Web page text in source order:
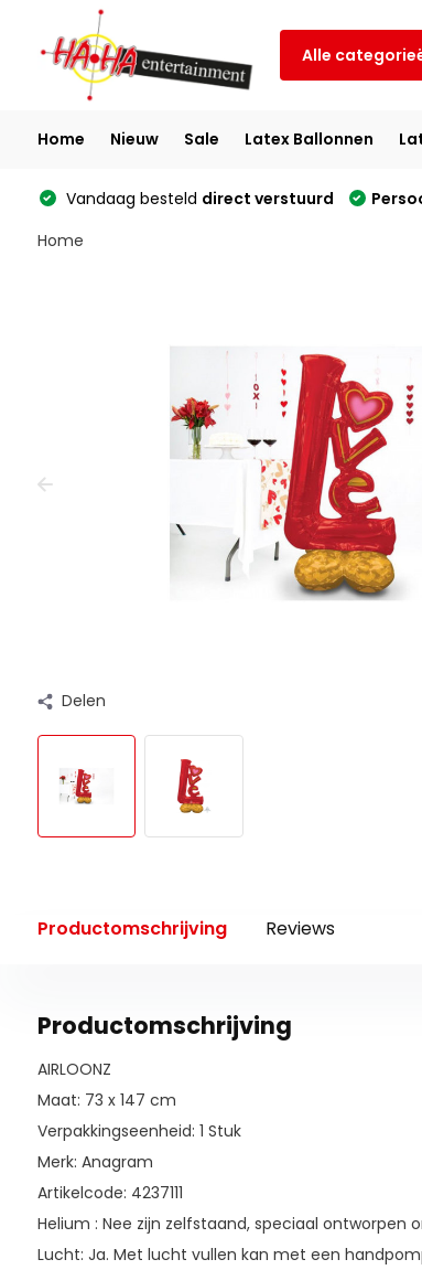
Alle
Home Nieuw Sale Latex Ballonnen
Vandaag besteld direct verstuurd
Home
Delen
Productomschrijving Reviews
Productomschrijving
AIRLOONZ
Maat: 73 x 147 cm
Verpakkingseenheid: 1 Stuk
Merk: Anagram
Artikelcode: 4237111
Helium : Nee zijn zelfstaand, speciaal ontworpen
Lucht: Ja. Met lucht vullen kan met een